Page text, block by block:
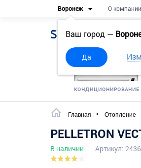
Воронеж
Ваш город —
Да
О компании
SellFrost
КОНДИЦИОНИРОВАНИЕ
Главная Отопление
PELLETRON
В наличии Артикул: